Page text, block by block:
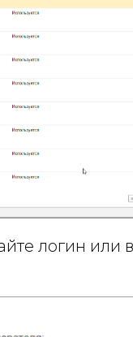
логин или